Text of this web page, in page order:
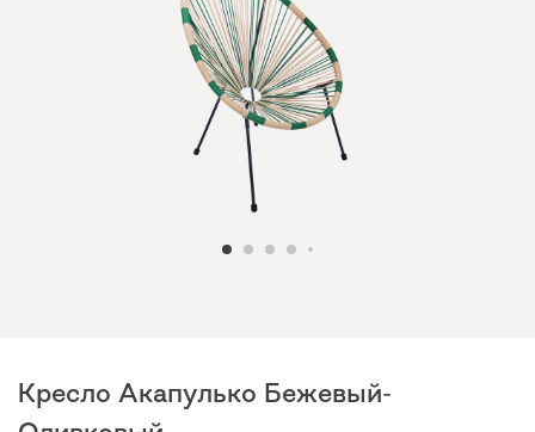
Кресло Акапулько Бежевый-